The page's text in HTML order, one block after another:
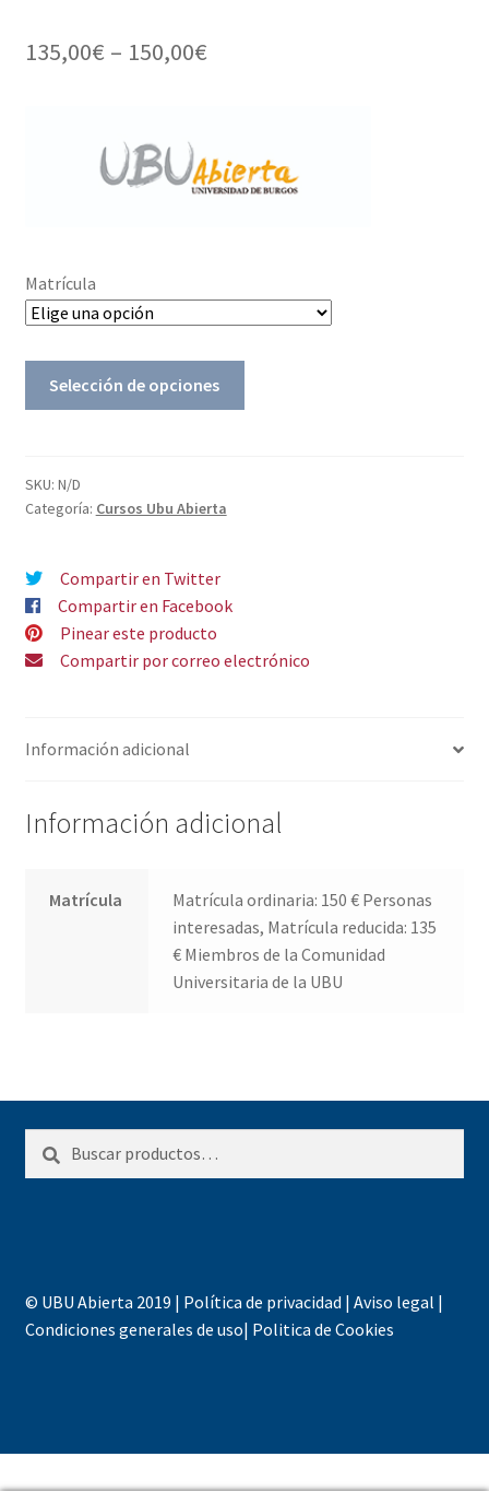
135,00€ – 150,00€
Matrícula
Selección de opciones
SKU: N/D
Categoría: Cursos Ubu Abierta
Compartir en Twitter
Compartir en Facebook
Pinear este producto
Compartir por correo electrónico
Información adicional
Información adicional
Matrícula
Matrícula ordinaria: 150 € Personas
interesadas, Matrícula reducida: 135
€ Miembros de la Comunidad
Universitaria de la UBU
por:
© UBU Abierta 2019 | Política de privacidad | Aviso legal |
Condiciones generales de uso| Politica de Cookies